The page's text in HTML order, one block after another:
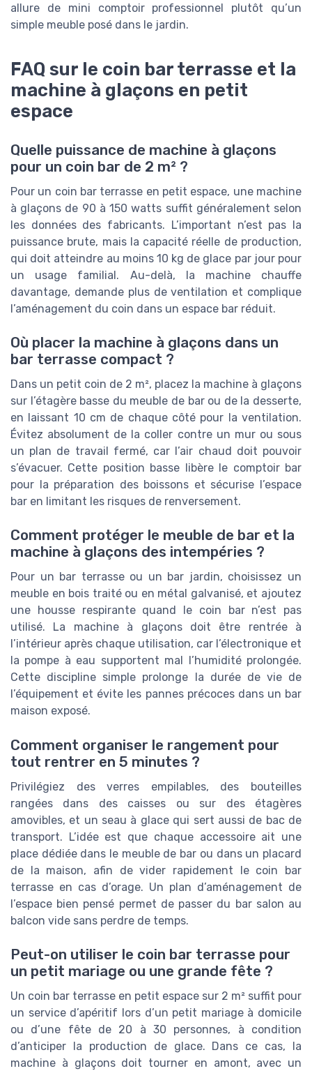
allure de mini comptoir professionnel plutôt qu’un
simple meuble posé dans le jardin.
FAQ sur le coin bar terrasse et la
machine à glaçons en petit
espace
Quelle puissance de machine à glaçons
pour un coin bar de 2 m² ?
Pour un coin bar terrasse en petit espace, une machine
à glaçons de 90 à 150 watts suffit généralement selon
les données des fabricants. L’important n’est pas la
puissance brute, mais la capacité réelle de production,
qui doit atteindre au moins 10 kg de glace par jour pour
un usage familial. Au-delà, la machine chauffe
davantage, demande plus de ventilation et complique
l’aménagement du coin dans un espace bar réduit.
Où placer la machine à glaçons dans un
bar terrasse compact ?
Dans un petit coin de 2 m², placez la machine à glaçons
sur l’étagère basse du meuble de bar ou de la desserte,
en laissant 10 cm de chaque côté pour la ventilation.
Évitez absolument de la coller contre un mur ou sous
un plan de travail fermé, car l’air chaud doit pouvoir
s’évacuer. Cette position basse libère le comptoir bar
pour la préparation des boissons et sécurise l’espace
bar en limitant les risques de renversement.
Comment protéger le meuble de bar et la
machine à glaçons des intempéries ?
Pour un bar terrasse ou un bar jardin, choisissez un
meuble en bois traité ou en métal galvanisé, et ajoutez
une housse respirante quand le coin bar n’est pas
utilisé. La machine à glaçons doit être rentrée à
l’intérieur après chaque utilisation, car l’électronique et
la pompe à eau supportent mal l’humidité prolongée.
Cette discipline simple prolonge la durée de vie de
l’équipement et évite les pannes précoces dans un bar
maison exposé.
Comment organiser le rangement pour
tout rentrer en 5 minutes ?
Privilégiez des verres empilables, des bouteilles
rangées dans des caisses ou sur des étagères
amovibles, et un seau à glace qui sert aussi de bac de
transport. L’idée est que chaque accessoire ait une
place dédiée dans le meuble de bar ou dans un placard
de la maison, afin de vider rapidement le coin bar
terrasse en cas d’orage. Un plan d’aménagement de
l’espace bien pensé permet de passer du bar salon au
balcon vide sans perdre de temps.
Peut-on utiliser le coin bar terrasse pour
un petit mariage ou une grande fête ?
Un coin bar terrasse en petit espace sur 2 m² suffit pour
un service d’apéritif lors d’un petit mariage à domicile
ou d’une fête de 20 à 30 personnes, à condition
d’anticiper la production de glace. Dans ce cas, la
machine à glaçons doit tourner en amont, avec un